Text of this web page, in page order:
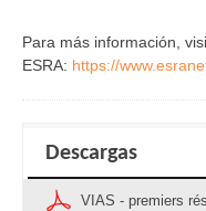
Para más información,
ESRA: https://
Descargas
VIAS - premiers